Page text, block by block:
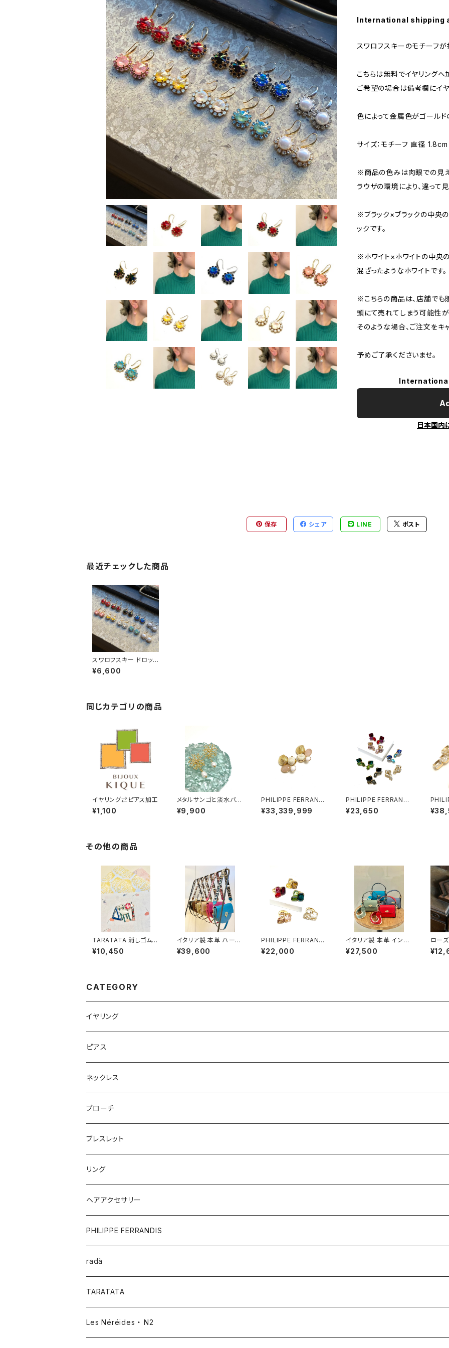
International shipping
スワロフスキーのモチーフが
こちらは無料でイヤリングへ
ご希望の場合は備考欄にイ
色によって金属色がゴールド
サイズ：モチーフ 直径 1.8cm
※商品の色みは肉眼での見
ラウザの環境により、違って
※ブラック×ブラックの中央
ックです。
※ホワイト×ホワイトの中央
混ざったようなホワイトです。
※こちらの商品は、店舗でも
頭にて売れてしまう可能性が
そのような場合、ご注文をキ
予めご了承くださいませ。
日本国内
保存 シェア LINE ポスト
最近チェックした商品
スワロフスキー ドロップ
ピアス
¥6,600
同じカテゴリの商品
イヤリング⇄ピアス加工
¥1,100
メタルサンゴと淡水パー
ル イヤリング・ピアス
¥9,900
PHILIPPE FERRANDI
S コルフ イヤリング #2
¥33,339,999
PHILIPPE FERRANDI
S Baléares イヤリン
グ#2
¥23,650
S
グ#1
その他の商品
TARATATA 消しゴム
ブローチ
¥10,450
イタリア製 本革 ハーフ
サークルレザーバッグ
¥39,600
PHILIPPE FERRANDI
S Baléares リング
¥22,000
イタリア製 本革 インセ
クトロックレザーバッグ
#1
¥27,500
ロー
ス
CATEGORY
イヤリング
ピアス
ネックレス
ブローチ
ブレスレット
リング
ヘアアクセサリー
PHILIPPE FERRANDIS
radà
TARATATA
Les Néréides ・ N2